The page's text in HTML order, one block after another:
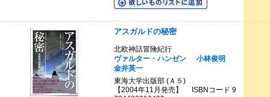
アスガルドの秘密
北欧神話冒険紀行
ヴァルター・ハンゼン
小林俊明
金井英一
東海大学出版部 (Ａ５)
【2004年11月発売】 ISBNコード 9